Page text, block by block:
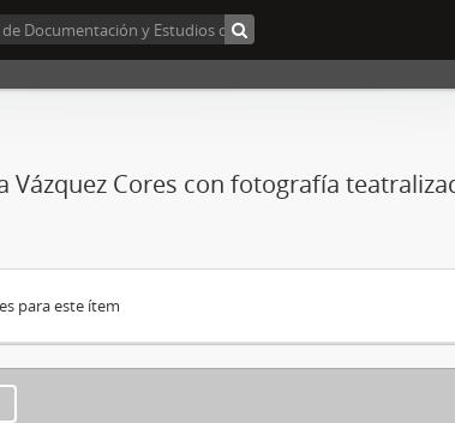
Vázquez Cores con fotografía
para este ítem